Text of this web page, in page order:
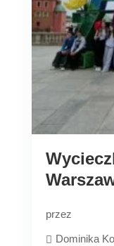
przez
Dominika